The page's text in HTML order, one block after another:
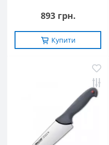
893 грн.
Купити